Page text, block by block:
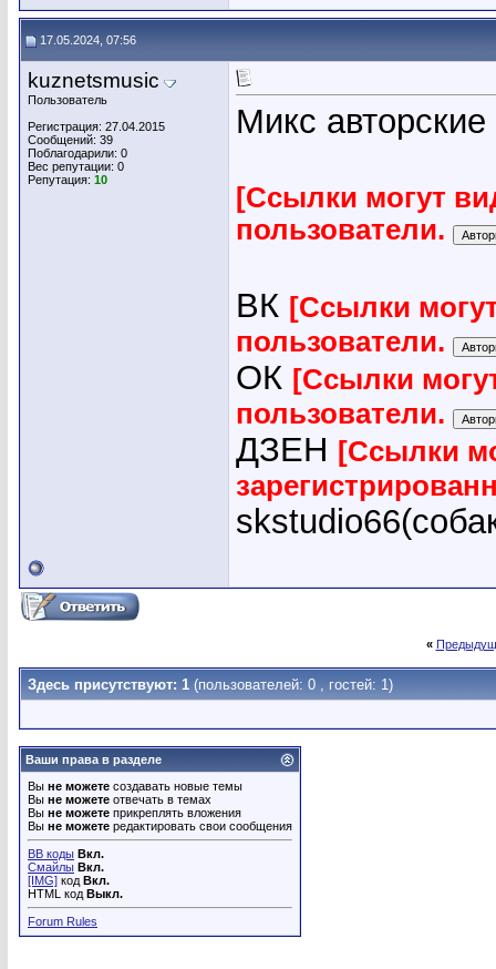
17.05.2024, 07:56
kuznetsmusic
Пользователь
Регистрация: 27.04.2015
Сообщений: 39
Поблагодарили: 0
Вес репутации: 0
Репутация: 10
Микс
[Ссылки могут
пользователи.
ВК [Ссылки
пользователи.
ОК [Ссылки
пользователи.
ДЗЕН [Ссылки
«
Здесь присутствуют: 1 (пользователей: 0 , гостей: 1)
Ваши права в разделе
Вы не можете создавать новые темы
Вы не можете отвечать в темах
Вы не можете прикреплять вложения
Вы не можете редактировать свои сообщения
BB коды Вкл.
Смайлы Вкл.
[IMG] код Вкл.
HTML код Выкл.
Forum Rules